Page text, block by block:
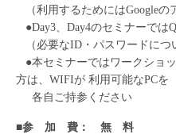
（利用するためにはGoogleの
●Day3、Day4のセミナーでは
（必要なID・パスワードにつ
●本セミナーではワークショ
⽅は、WIFIが 利⽤可能なPCを
各⾃ご持参ください
■参 加 費： 無 料